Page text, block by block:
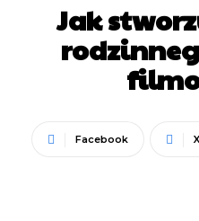
Jak
Facebook X